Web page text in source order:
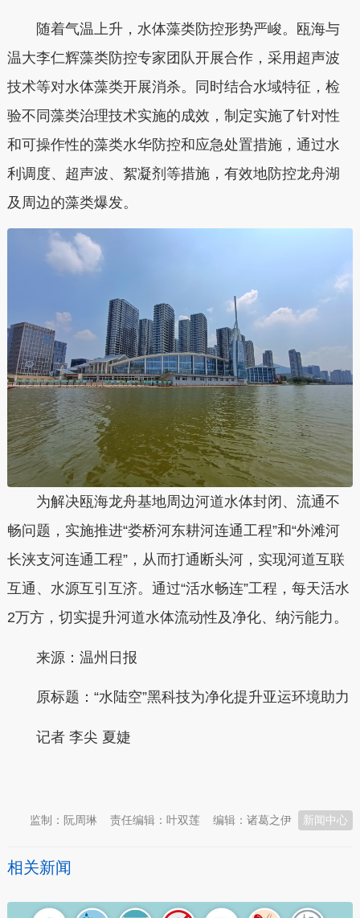
随着气温上升，水体藻类防控形势严峻。瓯海与
温大李仁辉藻类防控专家团队开展合作，采用超声波
技术等对水体藻类开展消杀。同时结合水域特征，检
验不同藻类治理技术实施的成效，制定实施了针对性
和可操作性的藻类水华防控和应急处置措施，通过水
利调度、超声波、絮凝剂等措施，有效地防控龙舟湖
及周边的藻类爆发。
为解决瓯海龙舟基地周边河道水体封闭、流通不
畅问题，实施推进“娄桥河东耕河连通工程”和“外滩河
长浃支河连通工程”，从而打通断头河，实现河道互联
互通、水源互引互济。通过“活水畅连”工程，每天活水
2万方，切实提升河道水体流动性及净化、纳污能力。
来源：温州日报
原标题：“水陆空”黑科技为净化提升亚运环境助力
记者 李尖 夏婕
新闻中心
编辑：诸葛之伊
责任编辑：叶双莲
监制：阮周琳
相关新闻